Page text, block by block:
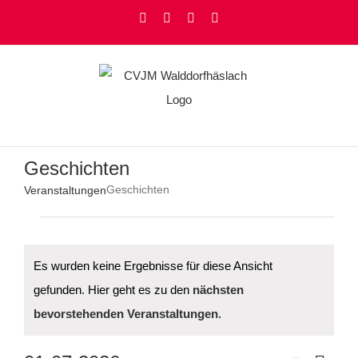
FacebookInstagramYouTube
Geschichten
VeranstaltungenGeschichten
Hinweis
Es wurden keine Ergebnisse für diese Ansicht
gefunden. Hier geht es zu den nächsten
bevorstehenden Veranstaltungen.